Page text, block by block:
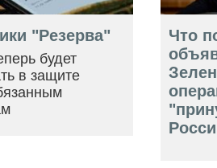
"Резерва"
будет
в защите
Что